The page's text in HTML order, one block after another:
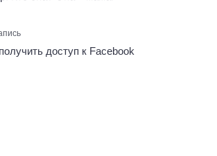
доступ к Facebook